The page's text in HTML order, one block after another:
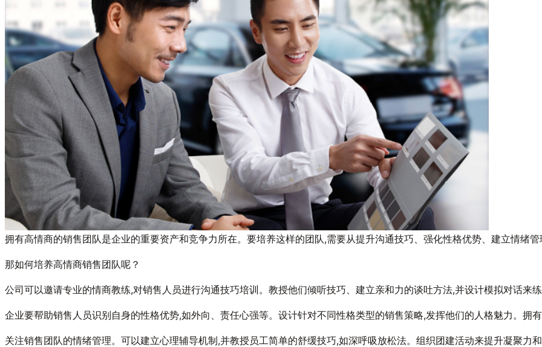
拥有高情商的销售团队是企业的重要资产和竞争力所在。要培养这样的团队,需要从提升沟通技巧、强化性格优势、建立情绪管
那如何培养高情商销售团队呢？
公司可以邀请专业的情商教练,对销售人员进行沟通技巧培训。教授他们倾听技巧、建立亲和力的谈吐方法,并设计模拟对话来
企业要帮助销售人员识别自身的性格优势,如外向、责任心强等。设计针对不同性格类型的销售策略,发挥他们的人格魅力。拥
关注销售团队的情绪管理。可以建立心理辅导机制,并教授员工简单的舒缓技巧,如深呼吸放松法。组织团建活动来提升凝聚力